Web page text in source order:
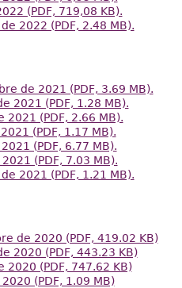
(PDF, 719,08 KB).
2022 (PDF, 2.48 MB).
de 2021 (PDF, 3.69 MB).
2021 (PDF, 1.28 MB).
(PDF, 2.66 MB).
(PDF, 1.17 MB).
(PDF, 6.77 MB).
(PDF, 7.03 MB).
2021 (PDF, 1.21 MB).
de 2020 (PDF, 419.02 KB)
2020 (PDF, 443.23 KB)
(PDF, 747.62 KB)
(PDF, 1.09 MB)